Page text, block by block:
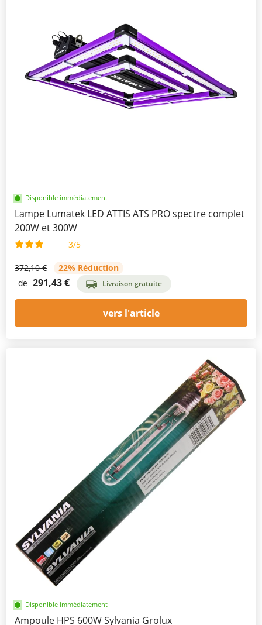
Disponible immédiatement
Lampe Lumatek LED ATTIS ATS PRO spectre complet
200W et 300W
3/5
372,10 €
22% Réduction
de 291,43 € Livraison gratuite
vers l'article
Disponible immédiatement
Ampoule HPS 600W Sylvania Grolux